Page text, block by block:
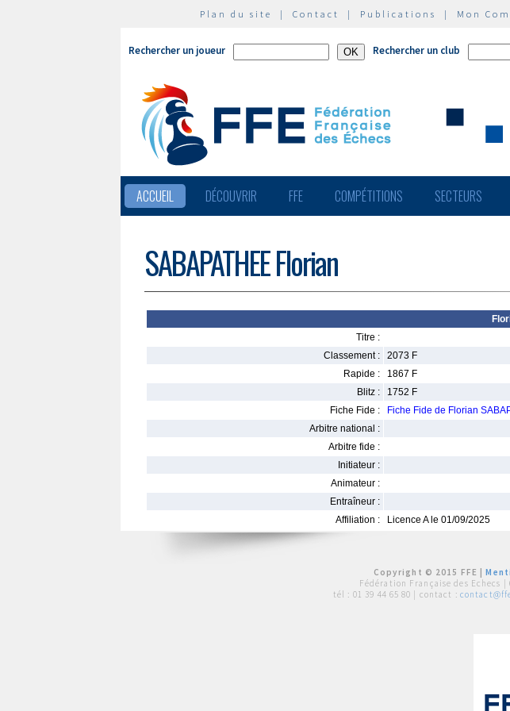
Plan du site | Contact | Publications | Mon
Rechercher un joueur Rechercher un club
ACCUEIL DÉCOUVRIR FFE COMPÉTITIONS SECTEURS
SABAPATHEE Florian
Titre :
Classement :
2073 F
Rapide :
1867 F
Blitz :
1752 F
Fiche Fide :
Fiche Fide de Florian
Arbitre national :
Arbitre fide :
Initiateur :
Animateur :
Entraîneur :
Affiliation :
Licence A le 01/09/2025
Copyright © 2015 FFE |
Fédération Française des Echecs |
tél : 01 39 44 65 80 | contact :